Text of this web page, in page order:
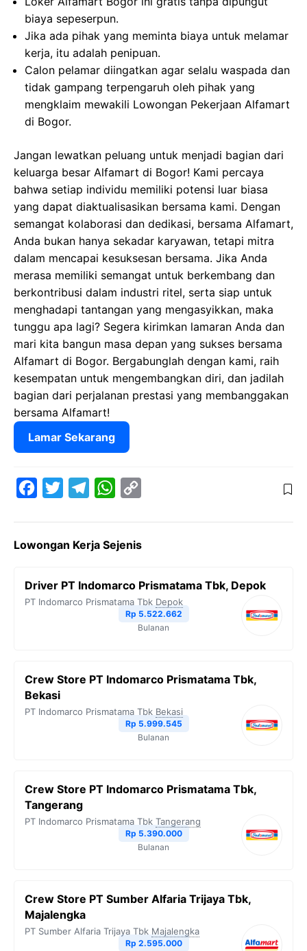
biaya sepeserpun.
Jika ada pihak yang meminta biaya untuk melamar
kerja, itu adalah penipuan.
Calon pelamar diingatkan agar selalu waspada dan
tidak gampang terpengaruh oleh pihak yang
mengklaim mewakili Lowongan Pekerjaan Alfamart
di Bogor.
Jangan lewatkan peluang untuk menjadi bagian dari
keluarga besar Alfamart di Bogor! Kami percaya
bahwa setiap individu memiliki potensi luar biasa
yang dapat diaktualisasikan bersama kami. Dengan
semangat kolaborasi dan dedikasi, bersama Alfamart,
Anda bukan hanya sekadar karyawan, tetapi mitra
dalam mencapai kesuksesan bersama. Jika Anda
merasa memiliki semangat untuk berkembang dan
berkontribusi dalam industri ritel, serta siap untuk
menghadapi tantangan yang mengasyikkan, maka
tunggu apa lagi? Segera kirimkan lamaran Anda dan
mari kita bangun masa depan yang sukses bersama
Alfamart di Bogor. Bergabunglah dengan kami, raih
kesempatan untuk mengembangkan diri, dan jadilah
bagian dari perjalanan prestasi yang membanggakan
bersama Alfamart!
Lamar Sekarang
e
o
t
e
e
r
W
t
A
y
i
n
k
Lowongan Kerja Sejenis
Driver PT Indomarco Prismatama Tbk, Depok
PT Indomarco Prismatama Tbk Depok
Rp 5.522.662
Bulanan
Crew Store PT Indomarco Prismatama Tbk,
Bekasi
PT Indomarco Prismatama Tbk Bekasi
Rp 5.999.545
Bulanan
Crew Store PT Indomarco Prismatama Tbk,
Tangerang
PT Indomarco Prismatama Tbk Tangerang
Rp 5.390.000
Bulanan
Crew Store PT Sumber Alfaria Trijaya Tbk,
Majalengka
PT Sumber Alfaria Trijaya Tbk Majalengka
Rp 2.595.000